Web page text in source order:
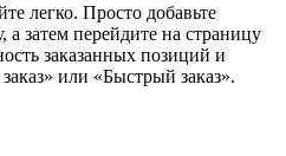
легко. Просто добавьте
затем перейдите на страницу
заказанных позиций и
или «Быстрый заказ».